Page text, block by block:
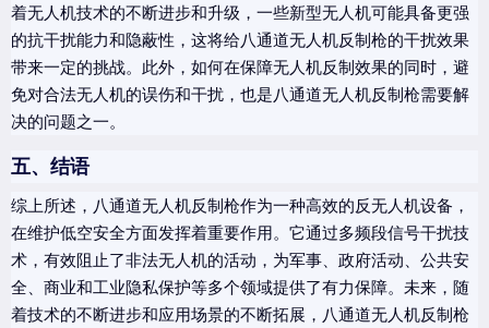
着无人机技术的不断进步和升级，一些新型无人机可能具备更强
的抗干扰能力和隐蔽性，这将给八通道无人机反制枪的干扰效果
带来一定的挑战。此外，如何在保障无人机反制效果的同时，避
免对合法无人机的误伤和干扰，也是八通道无人机反制枪需要解
决的问题之一。
五、结语
综上所述，八通道无人机反制枪作为一种高效的反无人机设备，
在维护低空安全方面发挥着重要作用。它通过多频段信号干扰技
术，有效阻止了非法无人机的活动，为军事、政府活动、公共安
全、商业和工业隐私保护等多个领域提供了有力保障。未来，随
着技术的不断进步和应用场景的不断拓展，八通道无人机反制枪